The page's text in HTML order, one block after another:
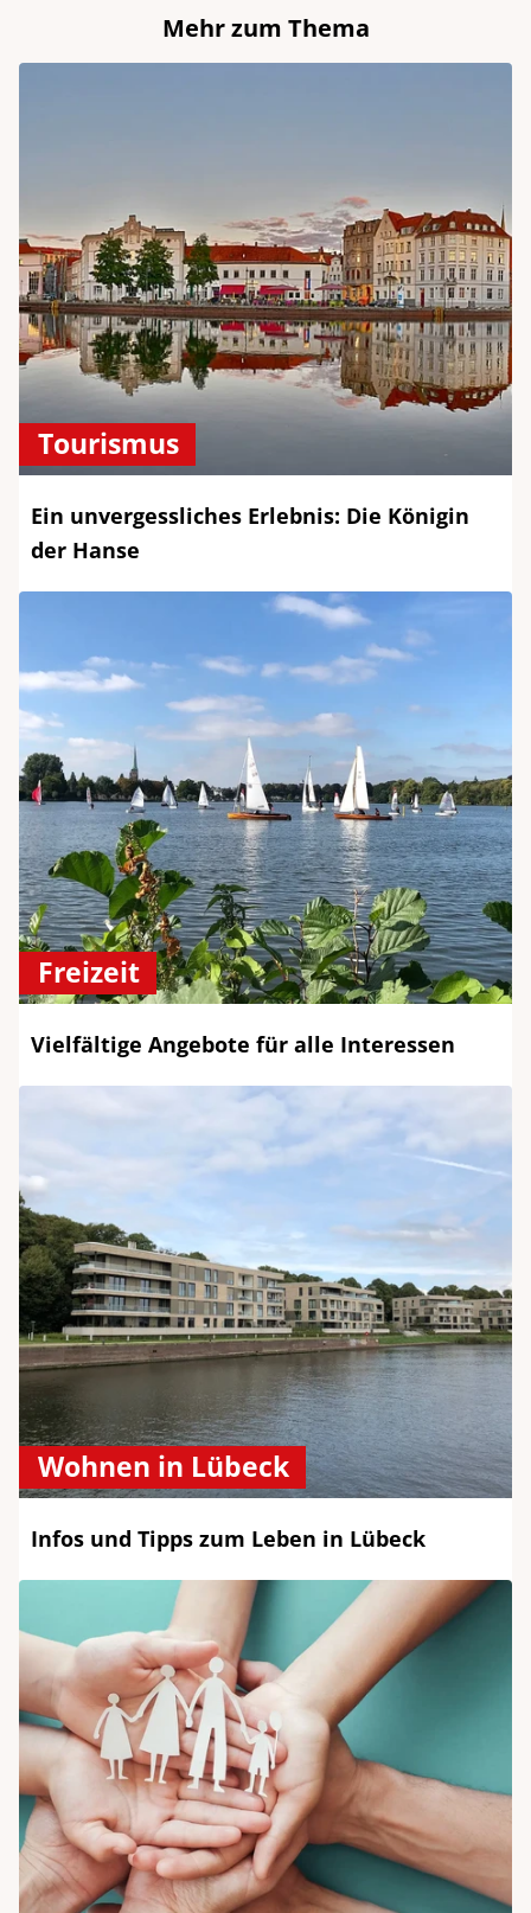
Mehr zum Thema
Tourismus
Ein unvergessliches Erlebnis: Die Königin
der Hanse
Freizeit
Vielfältige Angebote für alle Interessen
Wohnen in Lübeck
Infos und Tipps zum Leben in Lübeck